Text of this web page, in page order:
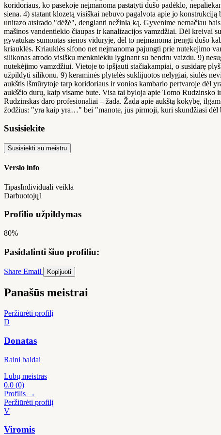
koridoriaus, ko pasekoje neįmanoma pastatyti dušo padėklo,
siena. 4) statant klozetą visiškai nebuvo pagalvota apie jo
unitazo atsirado "dėžė", dengianti nežinia ką. Gyvenime nemačiau
mašinos vandentiekio čiaupas ir kanalizacijos vamzdžiai. Dėl kreivai
gyvatukas sumontas sienos viduryje, dėl to neįmanoma įrengti dušo
kriauklės. Kriauklės sifono net neįmanoma pajungti prie nutekejimo
silikonas atrodo visišku menkniekiu lyginant su bendru vaizdu. 9)
nutekėjimo vamzdžiui. Vietoje to ipšjauti stačiakampiai, o susidarę
užpildyti silikonu. 9) keraminės plytelės suklijuotos nelygiai, siūlės
aukštis išmūrytoje tarp koridoriaus ir vonios kambario pertvaroje dėl
aukščio durų, kaip visame bute. Visa tai byloja apie Tomo
Rudzinskas daro profesionaliai – žada. Žada apie aukštą kokybę,
žodžius: "yra kaip yra…" bei "manote, jūs pirmoji, kuri skundžiasi dėl
Susisiekite
Susisiekti su meistru
Verslo info
TipasIndividuali veikla
Darbuotojų1
Profilio užpildymas
80%
Pasidalinti šiuo profiliu:
Share Email Kopijuoti
Panašūs meistrai
Peržiūrėti profilį
D
Donatas
Raini baldai
Lubų meistras
0.0 (0)
Profilis →
Peržiūrėti profilį
V
Viromis